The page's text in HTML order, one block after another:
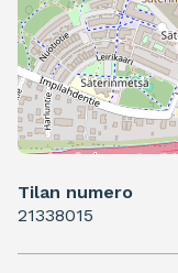
Tilan numero
21338015